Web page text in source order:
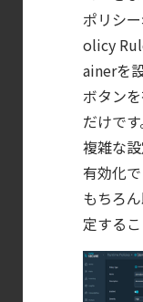
ポリシ
olicy
ainerを
ボタン
だけです
複雑な
有効化で
もちろ
定するこ